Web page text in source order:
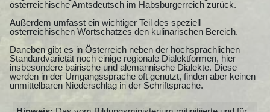
österreichische Amtsdeutsch im Habsburgerreich zurück.
Außerdem umfasst ein wichtiger Teil des speziell
österreichischen Wortschatzes den kulinarischen Bereich.
Daneben gibt es in Österreich neben der hochsprachlichen
Standardvarietät noch einige regionale Dialektformen, hier
insbesondere bairische und alemannische Dialekte. Diese
werden in der Umgangssprache oft genutzt, finden aber keinen
unmittelbaren Niederschlag in der Schriftsprache.